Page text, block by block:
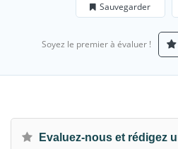
Sauvegarder
Soyez le premier à évaluer !
Evaluez-nous et rédigez